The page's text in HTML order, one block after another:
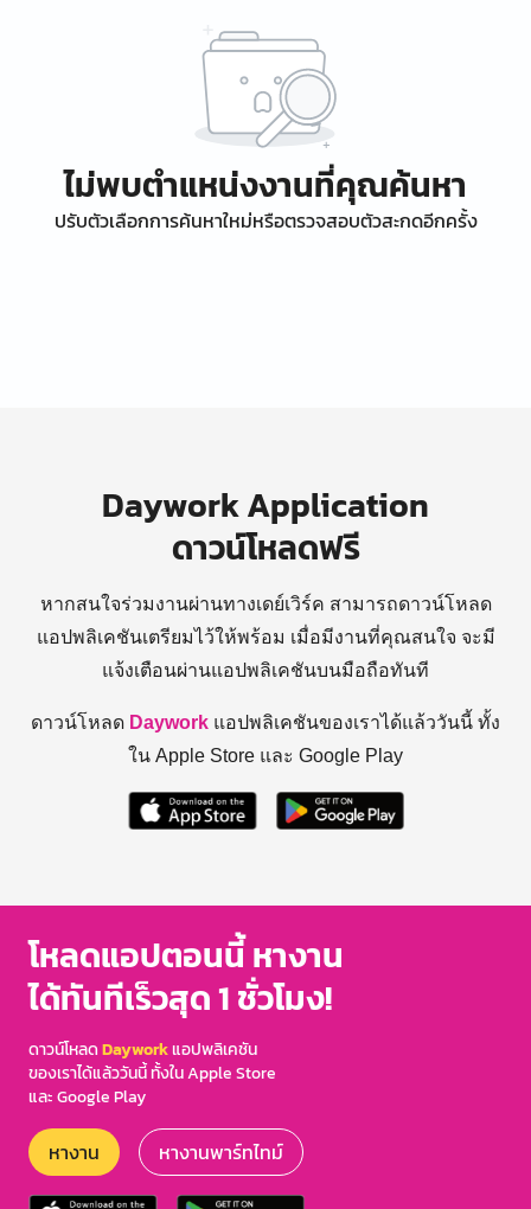
ไม่พบตำแหน่งงานที่คุณค้นหา
ปรับตัวเลือกการค้นหาใหม่หรือตรวจสอบตัวสะกดอีกครั้ง
Daywork Application
ดาวน์โหลดฟรี
หากสนใจร่วมงานผ่านทางเดย์เวิร์ค สามารถดาวน์โหลด
แอปพลิเคชันเตรียมไว้ให้พร้อม เมื่อมีงานที่คุณสนใจ จะมี
แจ้งเตือนผ่านแอปพลิเคชันบนมือถือทันที
ดาวน์โหลด Daywork แอปพลิเคชันของเราได้แล้ววันนี้ ทั้ง
ใน Apple Store และ Google Play
โหลดแอปตอนนี้ หางาน
ได้ทันทีเร็วสุด 1 ชั่วโมง!
ดาวน์โหลดDayworkแอปพลิเคชัน
ของเราได้แล้ววันนี้ ทั้งใน Apple Store
และ Google Play
หางาน หางานพาร์ทไทม์